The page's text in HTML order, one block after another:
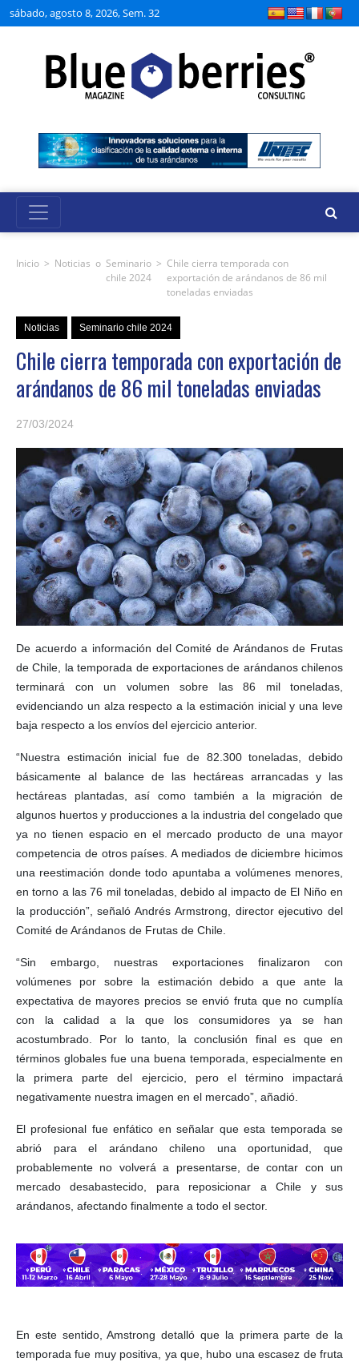
sábado, agosto 8, 2026, Sem. 32
Inicio > Noticias o Seminario
chile 2024
> Chile cierra temporada con
exportación de arándanos de 86 mil
toneladas enviadas
Noticias Seminario chile 2024
Chile cierra temporada con exportación de
arándanos de 86 mil toneladas enviadas
27/03/2024
De acuerdo a información del Comité de Arándanos de Frutas
de Chile, la temporada de exportaciones de arándanos chilenos
terminará con un volumen sobre las 86 mil toneladas,
evidenciando un alza respecto a la estimación inicial y una leve
baja respecto a los envíos del ejercicio anterior.
“Nuestra estimación inicial fue de 82.300 toneladas, debido
básicamente al balance de las hectáreas arrancadas y las
hectáreas plantadas, así como también a la migración de
algunos huertos y producciones a la industria del congelado que
ya no tienen espacio en el mercado producto de una mayor
competencia de otros países. A mediados de diciembre hicimos
una reestimación donde todo apuntaba a volúmenes menores,
en torno a las 76 mil toneladas, debido al impacto de El Niño en
la producción”, señaló Andrés Armstrong, director ejecutivo del
Comité de Arándanos de Frutas de Chile.
“Sin embargo, nuestras exportaciones finalizaron con
volúmenes por sobre la estimación debido a que ante la
expectativa de mayores precios se envió fruta que no cumplía
con la calidad a la que los consumidores ya se han
acostumbrado. Por lo tanto, la conclusión final es que en
términos globales fue una buena temporada, especialmente en
la primera parte del ejercicio, pero el término impactará
negativamente nuestra imagen en el mercado”, añadió.
El profesional fue enfático en señalar que esta temporada se
abrió para el arándano chileno una oportunidad, que
probablemente no volverá a presentarse, de contar con un
mercado desabastecido, para reposicionar a Chile y sus
arándanos, afectando finalmente a todo el sector.
En este sentido, Amstrong detalló que la primera parte de la
temporada fue muy positiva, ya que, hubo una escasez de fruta